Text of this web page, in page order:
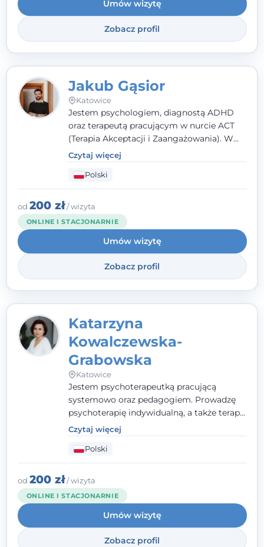
Umów wizytę
Zobacz profil
Jakub Gąsior
Katowice
Jestem psychologiem, diagnostą ADHD
oraz terapeutą pracującym w nurcie ACT
(Terapia Akceptacji i Zaangażowania). W
kontakcie z pacjentem najważniejsze są dla
mnie serdeczność, zrozumienie i atmosfera
pełna ciepła. Wierzę, że skuteczna terapia
to wspólne działanie - razem tworzymy
zespół, który szuka rozwiązań.
Czytaj więcej
Polski
od 200 zł/ wizyta
ONLINE I STACJONARNIE
Umów wizytę
Zobacz profil
Katarzyna
Kowalczewska-
Grabowska
Katowice
Jestem psychoterapeutką pracującą
systemowo oraz pedagogiem. Prowadzę
psychoterapię indywidualną, a także terapię
par, małżeństw i rodzin. Patrzę na
człowieka całościowo - w kontekście jego
relacji z rodziną, pracą i otoczeniem - i
opieram współpracę na Twoich mocnych
stronach.
Czytaj więcej
Polski
od 200 zł/ wizyta
ONLINE I STACJONARNIE
Umów wizytę
Zobacz profil